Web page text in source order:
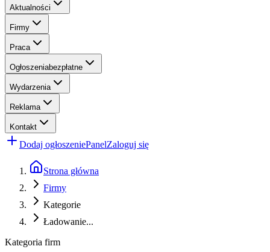
Aktualności
Firmy
Praca
Ogłoszeniabezpłatne
Wydarzenia
Reklama
Kontakt
Dodaj ogłoszeniePanelZaloguj się
Strona główna
Firmy
Kategorie
Ładowanie...
Kategoria firm